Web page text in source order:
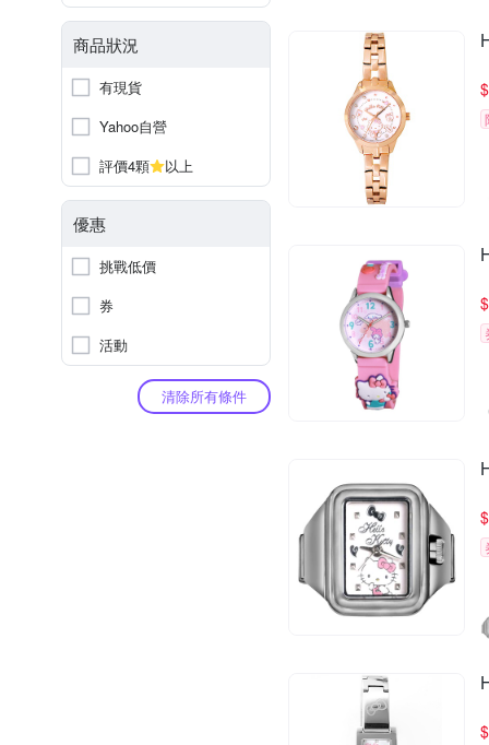
商品狀況
有現貨
Yahoo自營
評價4顆
以上
優惠
挑戰低價
券
活動
清除所有條件
$
$
$
$